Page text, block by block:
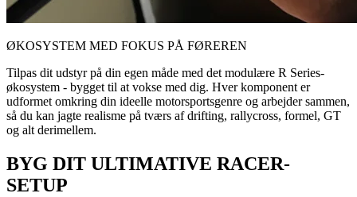
ØKOSYSTEM MED FOKUS PÅ FØREREN
Tilpas dit udstyr på din egen måde med det modulære R Series-
økosystem - bygget til at vokse med dig. Hver komponent er
udformet omkring din ideelle motorsportsgenre og arbejder sammen,
så du kan jagte realisme på tværs af drifting, rallycross, formel, GT
og alt derimellem.
BYG DIT ULTIMATIVE RACER-
SETUP